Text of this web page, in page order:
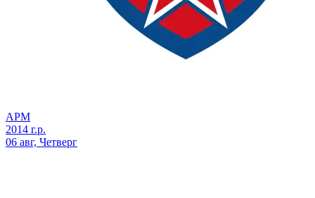
АРМ
2014 г.р.
06 авг, Четверг